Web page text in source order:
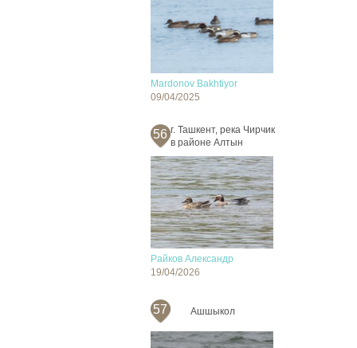
Mardonov Bakhtiyor
09/04/2025
56 г. Ташкент, река Чирчик
в районе Алтын
Райков Александр
19/04/2026
57 Ашшыкол